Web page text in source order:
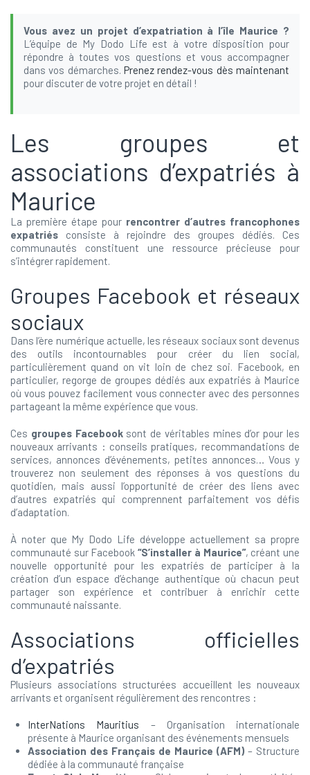
Vous avez un projet d’expatriation à l’île Maurice ?
L’équipe de My Dodo Life est à votre disposition pour
répondre à toutes vos questions et vous accompagner
dans vos démarches. Prenez rendez-vous dès maintenant
pour discuter de votre projet en détail !
Les groupes et
associations d’expatriés à
Maurice
La première étape pour rencontrer d’autres francophones
expatriés consiste à rejoindre des groupes dédiés. Ces
communautés constituent une ressource précieuse pour
s’intégrer rapidement.
Groupes Facebook et réseaux
sociaux
Dans l’ère numérique actuelle, les réseaux sociaux sont devenus
des outils incontournables pour créer du lien social,
particulièrement quand on vit loin de chez soi. Facebook, en
particulier, regorge de groupes dédiés aux expatriés à Maurice
où vous pouvez facilement vous connecter avec des personnes
partageant la même expérience que vous.
Ces groupes Facebooksont de véritables mines d’or pour les
nouveaux arrivants : conseils pratiques, recommandations de
services, annonces d’événements, petites annonces… Vous y
trouverez non seulement des réponses à vos questions du
quotidien, mais aussi l’opportunité de créer des liens avec
d’autres expatriés qui comprennent parfaitement vos défis
d’adaptation.
À noter que My Dodo Life développe actuellement sa propre
communauté sur Facebook“S’installer à Maurice”, créant une
nouvelle opportunité pour les expatriés de participer à la
création d’un espace d’échange authentique où chacun peut
partager son expérience et contribuer à enrichir cette
communauté naissante.
Associations officielles
d’expatriés
Plusieurs associations structurées accueillent les nouveaux
arrivants et organisent régulièrement des rencontres :
InterNations Mauritius – Organisation internationale
présente à Maurice organisant des événements mensuels
Association des Français de Maurice (AFM) – Structure
dédiée à la communauté française